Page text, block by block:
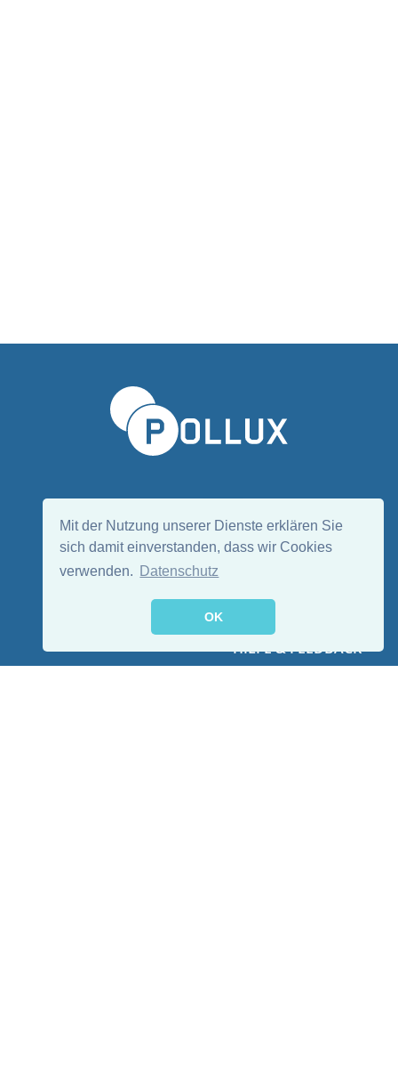
Mit der Nutzung unserer Dienste erklären Sie
sich damit einverstanden, dass wir Cookies
verwenden.
Datenschutz
OK
HILFE & FEEDBACK
EN